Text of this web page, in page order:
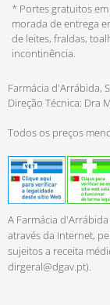
* Portes gratuitos
morada de entrega
de leites, fraldas,
incontinência.
Farmácia d'Arrábida,
Direção Técnica: Dra
Todos os preços
A Farmácia
através da Internet,
sujeitos a receita
dirgeral@dgav.pt).